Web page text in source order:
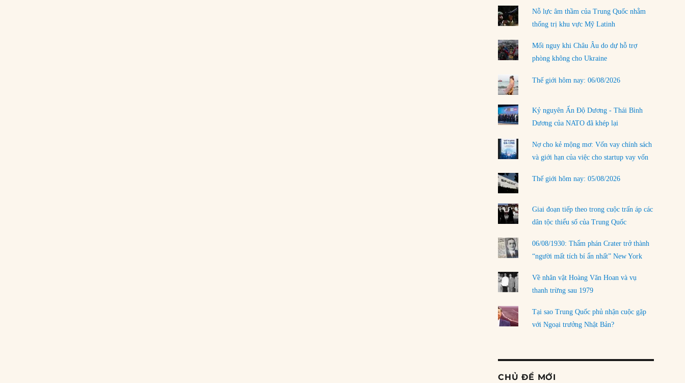
rủi ro
02/08/2026
Làm thế nào để kết thúc Chiến tranh Iran?
01/08/2026
Chiến lược kế tiếp của Bắc Kinh ở Biển Đông
31/07/2026
Trật tự thế giới mới: Các nước nhỏ sẽ luôn
phải chịu đựng?
LOAD MORE
Nỗ lực âm thầm của Trung Quốc nhằm
thống trị khu vực Mỹ Latinh
Mối nguy khi Châu Âu do dự hỗ trợ
phòng không cho Ukraine
Thế giới hôm nay: 06/08/2026
Kỷ nguyên Ấn Độ Dương - Thái Bình
Dương của NATO đã khép lại
Nợ cho kẻ mộng mơ: Vốn vay chính sách
và giới hạn của việc cho startup vay vốn
Thế giới hôm nay: 05/08/2026
Giai đoạn tiếp theo trong cuộc trấn áp các
dân tộc thiểu số của Trung Quốc
06/08/1930: Thẩm phán Crater trở thành
“người mất tích bí ẩn nhất” New York
Về nhân vật Hoàng Văn Hoan và vụ
thanh trừng sau 1979
Tại sao Trung Quốc phủ nhận cuộc gặp
với Ngoại trưởng Nhật Bản?
CHỦ ĐỀ MỚI